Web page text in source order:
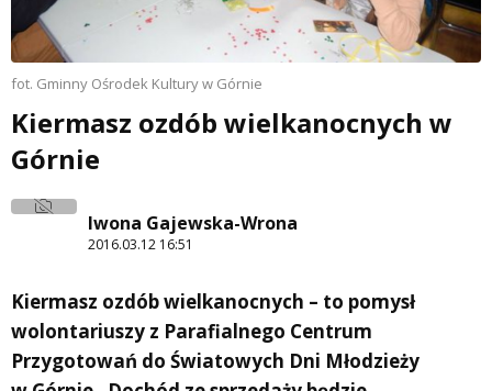
fot. Gminny Ośrodek Kultury w Górnie
Kiermasz ozdób wielkanocnych w
Górnie
Iwona Gajewska-Wrona
2016.03.12 16:51
Kiermasz ozdób wielkanocnych – to pomysł
wolontariuszy z Parafialnego Centrum
Przygotowań do Światowych Dni Młodzieży